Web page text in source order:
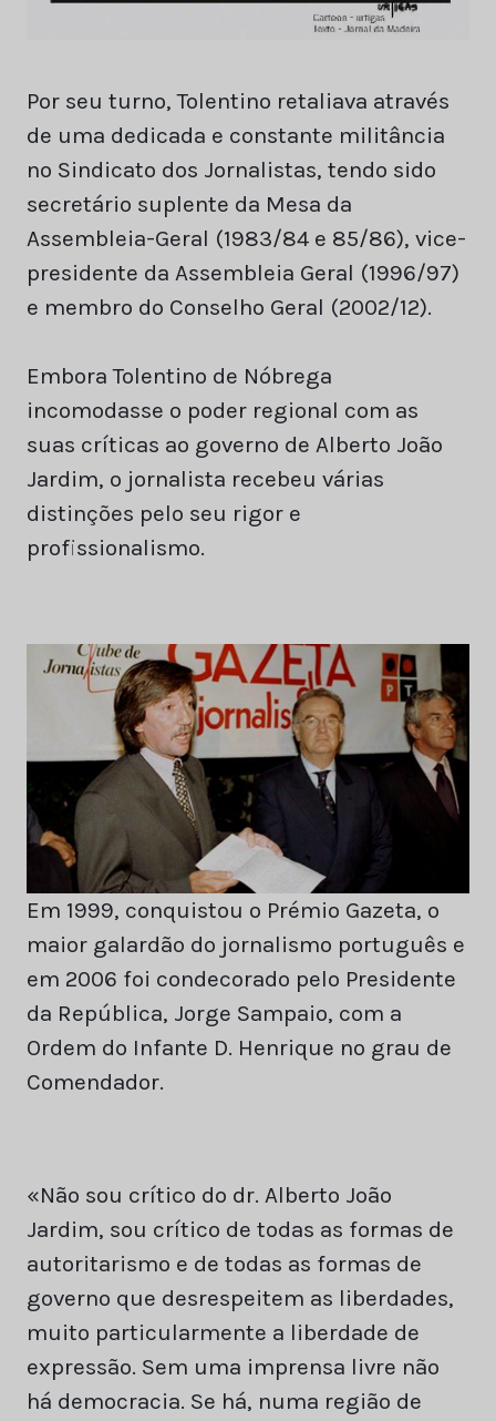
Por seu turno, Tolentino retaliava através
de uma dedicada e constante militância
no Sindicato dos Jornalistas, tendo sido
secretário suplente da Mesa da
Assembleia-Geral (1983/84 e 85/86), vice-
presidente da Assembleia Geral (1996/97)
e membro do Conselho Geral (2002/12).
Embora Tolentino de Nóbrega
incomodasse o poder regional com as
suas críticas ao governo de Alberto João
Jardim, o jornalista recebeu várias
distinções pelo seu rigor e
profissionalismo.
Em 1999, conquistou o Prémio Gazeta, o
maior galardão do jornalismo português e
em 2006 foi condecorado pelo Presidente
da República, Jorge Sampaio, com a
Ordem do Infante D. Henrique no grau de
Comendador.
«Não sou crítico do dr. Alberto João
Jardim, sou crítico de todas as formas de
autoritarismo e de todas as formas de
governo que desrespeitem as liberdades,
muito particularmente a liberdade de
expressão. Sem uma imprensa livre não
há democracia. Se há, numa região de